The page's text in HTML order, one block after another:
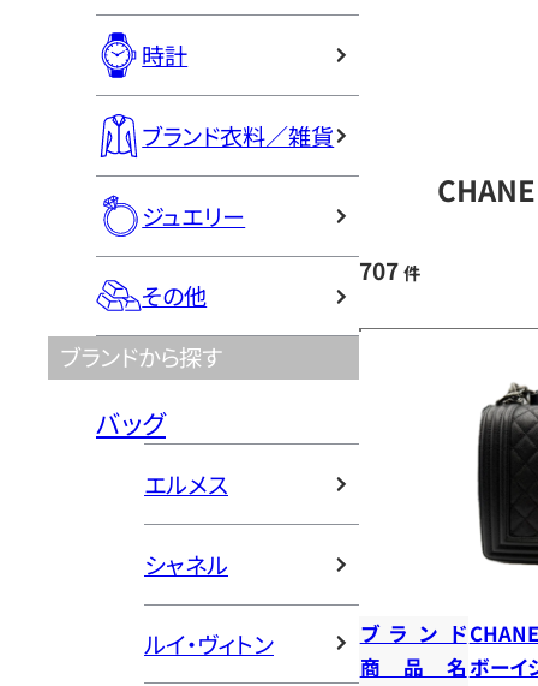
時計
ブランド衣料／雑貨
ジュエリー
その他
ブランドから探す
バッグ
エルメス
シャネル
ルイ・ヴィトン
707 件
ブランド
商品名ボーイ